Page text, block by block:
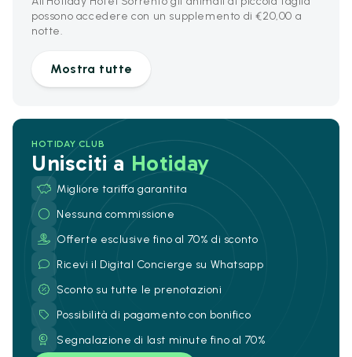
possono accedere con un supplemento di €20,00 a
notte.
Mostra tutte
HOTIDAY CLUB
Unisciti a Hotiday
Migliore tariffa garantita
Nessuna commissione
Offerte esclusive fino al 70% di sconto
Ricevi il Digital Concierge su Whatsapp
Sconto su tutte le prenotazioni
Possibilità di pagamento con bonifico
Segnalazione di last minute fino al 70%